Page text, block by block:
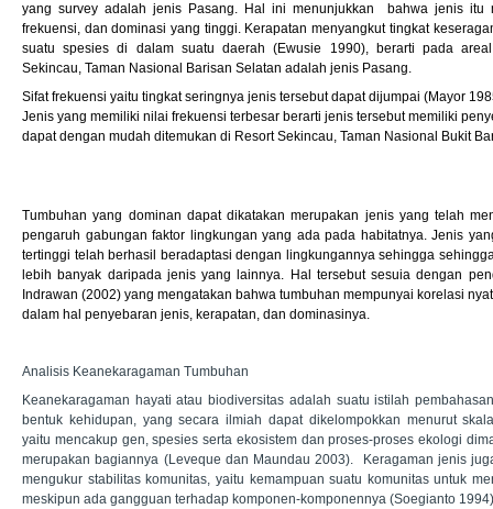
yang survey adalah jenis Pasang. Hal ini menunjukkan bahwa jenis itu
frekuensi, dan dominasi yang tinggi. Kerapatan menyangkut tingkat
suatu spesies di dalam suatu daerah (Ewusie 1990), berarti pada
Sekincau, Taman Nasional Barisan Selatan adalah jenis Pasang.
Sifat frekuensi yaitu tingkat seringnya jenis tersebut dapat dijumpai (Mayor
Jenis yang memiliki nilai frekuensi terbesar berarti jenis tersebut memiliki
dapat dengan mudah ditemukan di Resort Sekincau, Taman Nasional Bukit
Tumbuhan yang dominan dapat dikatakan merupakan jenis yang telah
pengaruh gabungan faktor lingkungan yang ada pada habitatnya. Jenis
tertinggi telah berhasil beradaptasi dengan lingkungannya sehingga
lebih banyak daripada jenis yang lainnya. Hal tersebut sesuia dengan
Indrawan (2002) yang mengatakan bahwa tumbuhan mempunyai korelasi
dalam hal penyebaran jenis, kerapatan, dan dominasinya.
Analisis Keanekaragaman Tumbuhan
Keanekaragaman hayati atau biodiversitas adalah suatu istilah
bentuk kehidupan, yang secara ilmiah dapat dikelompokkan menurut
yaitu mencakup gen, spesies serta ekosistem dan proses-proses ekologi
merupakan bagiannya (Leveque dan Maundau 2003). Keragaman jenis
mengukur stabilitas komunitas, yaitu kemampuan suatu komunitas untuk
meskipun ada gangguan terhadap komponen-komponennya (Soegianto